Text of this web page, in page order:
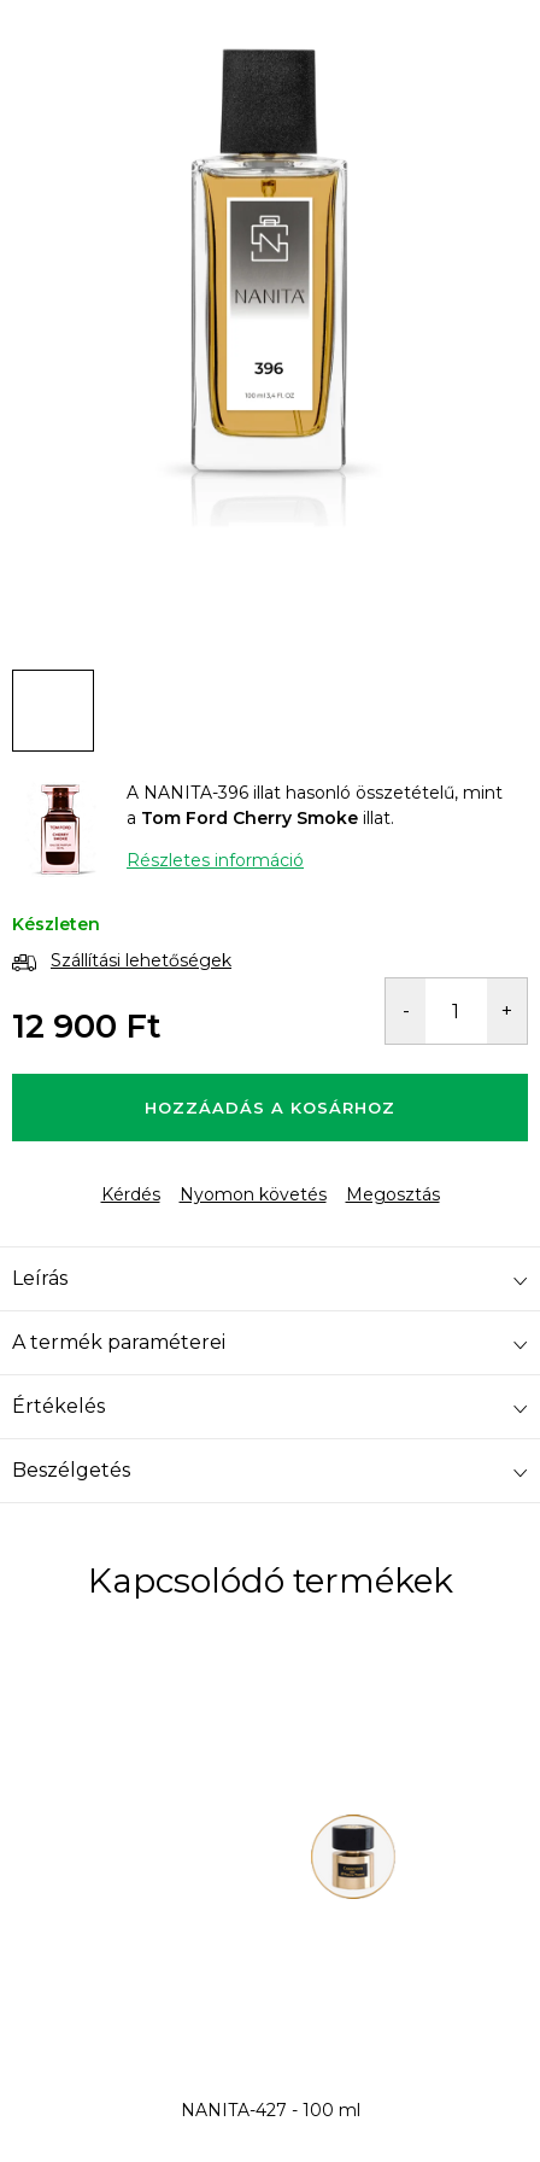
A NANITA-396 illat hasonló összetételű, mint
a Tom Ford Cherry Smoke illat.
Részletes információ
Készleten
Szállítási lehetőségek
12 900 Ft
HOZZÁADÁS A KOSÁRHOZ
Kérdés Nyomon követés Megosztás
Leírás
A termék paraméterei
Értékelés
Beszélgetés
Kapcsolódó termékek
NANITA-427 - 100 ml